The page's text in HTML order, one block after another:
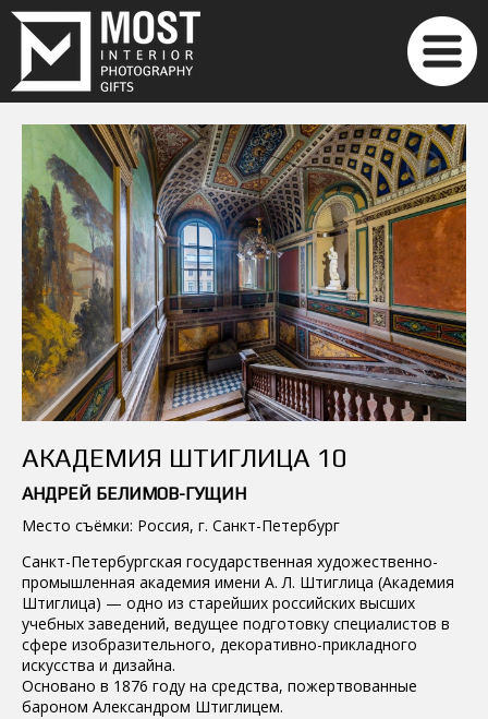
АКАДЕМИЯ ШТИГЛИЦА 10
АНДРЕЙ БЕЛИМОВ-ГУЩИН
Место съёмки: Россия, г. Санкт-Петербург
Санкт-Петербургская государственная художественно-
промышленная академия имени А. Л. Штиглица (Академия
Штиглица) — одно из старейших российских высших
учебных заведений, ведущее подготовку специалистов в
сфере изобразительного, декоративно-прикладного
искусства и дизайна.
Основано в 1876 году на средства, пожертвованные
бароном Александром Штиглицем.